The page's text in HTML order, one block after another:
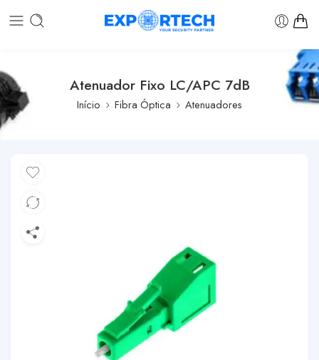
Atenuador Fixo LC/APC 7dB
Início Fibra Óptica Atenuadores